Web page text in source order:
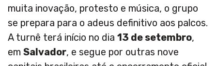
muita inovação, protesto e música, o grupo
se prepara para o adeus definitivo aos palcos.
A turnê terá início no dia 13 de setembro,
em Salvador, e segue por outras nove